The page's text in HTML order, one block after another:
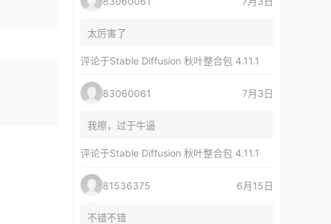
太厉害了
评论于Stable Diffusion 秋叶整合包 4.11.1
83060061 7月3日
我擦，过于牛逼
评论于Stable Diffusion 秋叶整合包 4.11.1
81536375 6月15日
不错不错